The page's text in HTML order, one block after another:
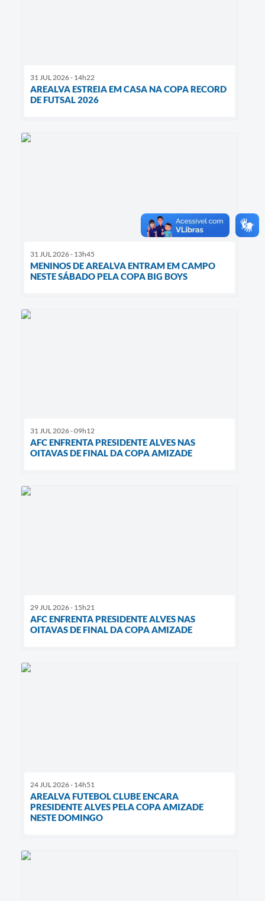
31 JUL 2026 - 14h22
AREALVA ESTREIA EM CASA NA COPA RECORD
DE FUTSAL 2026
31 JUL 2026 - 13h45
MENINOS DE AREALVA ENTRAM EM CAMPO
NESTE SÁBADO PELA COPA BIG BOYS
31 JUL 2026 - 09h12
AFC ENFRENTA PRESIDENTE ALVES NAS
OITAVAS DE FINAL DA COPA AMIZADE
29 JUL 2026 - 15h21
AFC ENFRENTA PRESIDENTE ALVES NAS
OITAVAS DE FINAL DA COPA AMIZADE
24 JUL 2026 - 14h51
AREALVA FUTEBOL CLUBE ENCARA
PRESIDENTE ALVES PELA COPA AMIZADE
NESTE DOMINGO